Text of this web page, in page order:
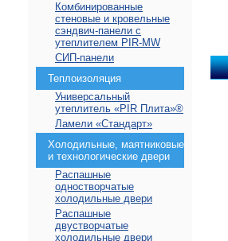
Комбинированные
стеновые и кровельные
сэндвич-панели с
утеплителем PIR-MW
СИП-панели
Теплоизоляция
Универсальный
утеплитель «PIR Плита»®
Ламели «Стандарт»
Холодильные, маятниковые
и технологические двери
Распашные
одностворчатые
холодильные двери
Распашные
двустворчатые
холодильные двери